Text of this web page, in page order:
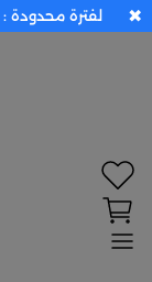
لفترة محدودة : ✖